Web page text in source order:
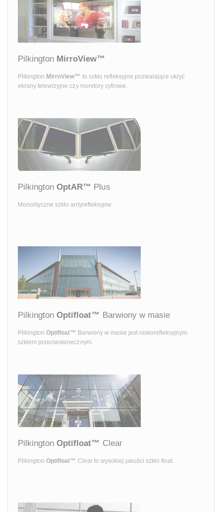
Pilkington MirroView™
Pilkington MirroView™ to szkło refleksyjne pozwalające ukryć
ekrany telewizyjne czy monitory cyfrowe.
Pilkington OptAR™ Plus
Monolityczne szkło antyrefleksyjne
Pilkington Optifloat™ Barwiony w masie
PilkingtonOptifloat™ Barwiony w masie jest niskorefleksyjnym
szkłem przeciwsłonecznym.
Pilkington Optifloat™ Clear
PilkingtonOptifloat™ Clear to wysokiej jakości szkło float.